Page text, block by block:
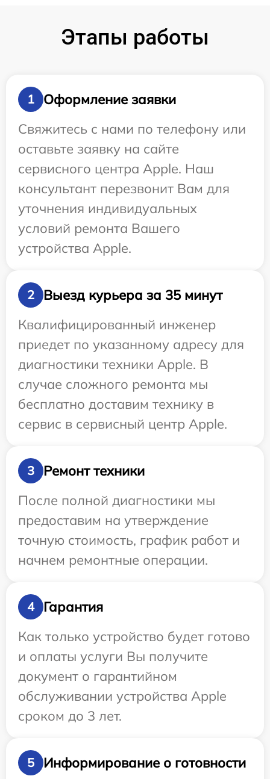
Этапы работы
1
Оформление заявки
Свяжитесь с нами по телефону или
оставьте заявку на сайте
сервисного центра Apple. Наш
консультант перезвонит Вам для
уточнения индивидуальных
условий ремонта Вашего
устройства Apple.
2
Выезд курьера за 35 минут
Квалифицированный инженер
приедет по указанному адресу для
диагностики техники Apple. В
случае сложного ремонта мы
бесплатно доставим технику в
сервис в сервисный центр Apple.
3
Ремонт техники
После полной диагностики мы
предоставим на утверждение
точную стоимость, график работ и
начнем ремонтные операции.
4
Гарантия
Как только устройство будет готово
и оплаты услуги Вы получите
документ о гарантийном
обслуживании устройства Apple
сроком до 3 лет.
5 Информирование о готовности